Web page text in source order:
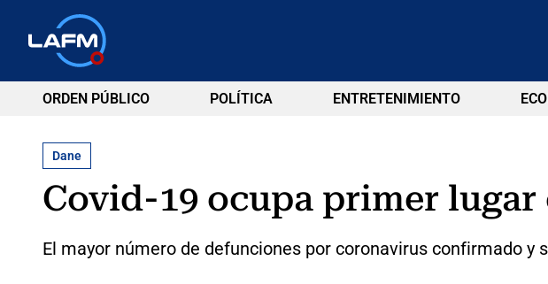
ORDEN PÚBLICO POLÍTICA ENTRETENIMIENTO
Dane
Covid-19 ocupa primer
El mayor número de defunciones por coronavirus confirmado y